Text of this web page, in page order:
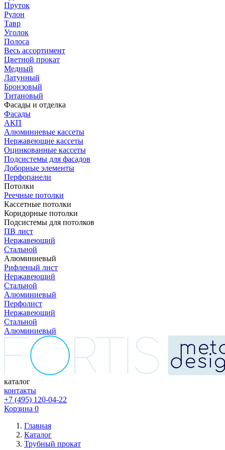
Пруток
Рулон
Тавр
Уголок
Полоса
Весь ассортимент
Цветной прокат
Медный
Латунный
Бронзовый
Титановый
Фасады и отделка
Фасады
АКП
Алюминиевые кассеты
Нержавеющие кассеты
Оцинкованные кассеты
Подсистемы для фасадов
Доборные элементы
Перфопанели
Потолки
Реечные потолки
Кассетные потолки
Коридорные потолки
Подсистемы для потолков
ПВ лист
Нержавеющий
Стальной
Алюминиевый
Рифленый лист
Нержавеющий
Стальной
Алюминиевый
Перфолист
Нержавеющий
Стальной
Алюминиевый
каталог
контакты
+7 (495) 120-04-22
Корзина 0
Главная
Каталог
Трубный прокат